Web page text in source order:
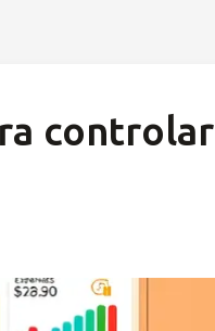
controlar